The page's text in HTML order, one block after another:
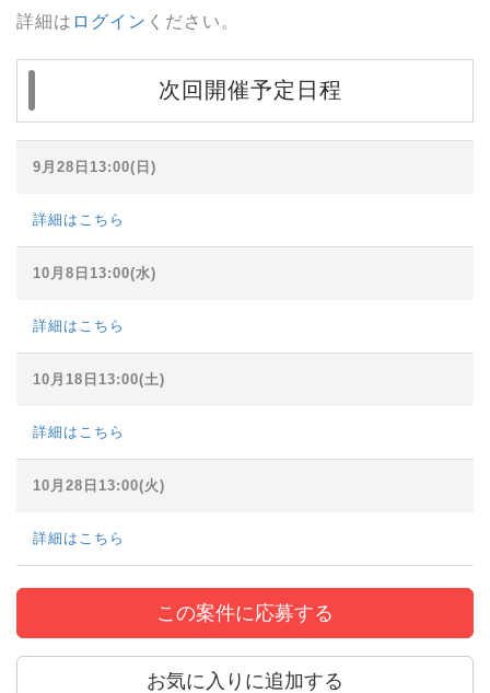
詳細は ログイン ください。
次回開催予定日程
9月28日13:00(日)
詳細はこちら
10月8日13:00(水)
詳細はこちら
10月18日13:00(土)
詳細はこちら
10月28日13:00(火)
詳細はこちら
この案件に応募する
お気に入りに追加する